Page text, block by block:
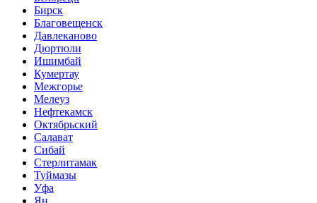
Бирск
Благовещенск
Давлеканово
Дюртюли
Ишимбай
Кумертау
Межгорье
Мелеуз
Нефтекамск
Октябрьский
Салават
Сибай
Стерлитамак
Туймазы
Уфа
Ян